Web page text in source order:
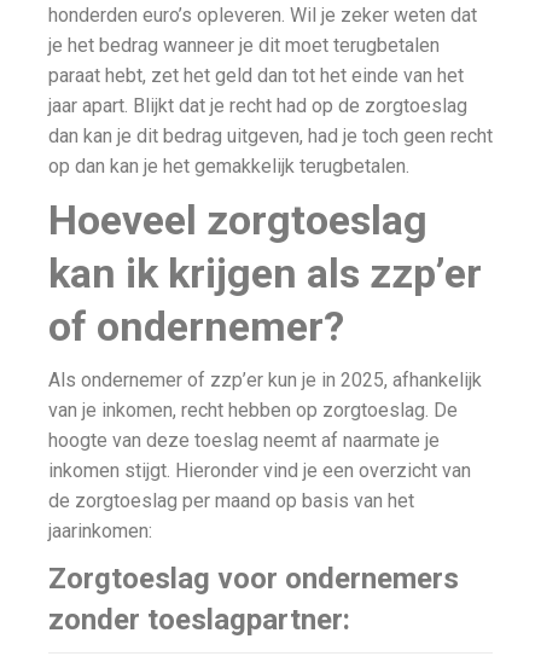
honderden euro’s opleveren. Wil je zeker weten dat
je het bedrag wanneer je dit moet terugbetalen
paraat hebt, zet het geld dan tot het einde van het
jaar apart. Blijkt dat je recht had op de zorgtoeslag
dan kan je dit bedrag uitgeven, had je toch geen recht
op dan kan je het gemakkelijk terugbetalen.
Hoeveel zorgtoeslag
kan ik krijgen als zzp’er
of ondernemer?
Als ondernemer of zzp’er kun je in 2025, afhankelijk
van je inkomen, recht hebben op zorgtoeslag. De
hoogte van deze toeslag neemt af naarmate je
inkomen stijgt. Hieronder vind je een overzicht van
de zorgtoeslag per maand op basis van het
jaarinkomen:
Zorgtoeslag voor ondernemers
zonder toeslagpartner: